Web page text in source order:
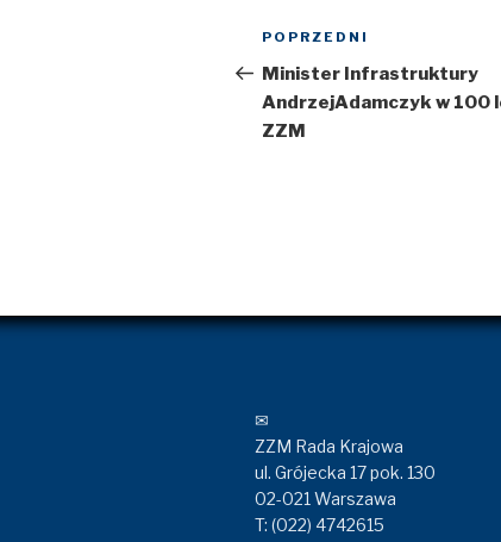
Nawigacja
wpisu
Poprzedni
wpis
POPRZEDNI
Minister Infrastruktury
AndrzejAdamczyk w 100
ZZM
✉
ZZM Rada Krajowa
ul. Grójecka 17 pok. 130
02-021 Warszawa
T: (022) 4742615